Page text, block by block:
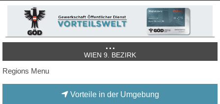
WIEN 9. BEZIRK
Regions Menu
Vorteile in der Umgebung